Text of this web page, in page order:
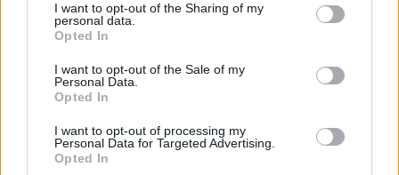
not limited to your visit or usage behaviour. You may click to
grant or deny consent to Google and its third-party tags to
use your data for below specified purposes in below Google
consent section.
I want to opt-out of the Sharing of my
personal data.
Opted In
I want to opt-out of the Sale of my
Personal Data.
Opted In
I want to opt-out of processing my
Personal Data for Targeted Advertising.
Opted In
δεν θα είναι επιβλαβής για τα εθνικά συμφέροντα
συμμαχικής χώρας», επεσήμανε. Όπως υποστήριξε,
υπάρχουν τρόποι να το πετύχουμε αυτό. «Θα μου
επιτρέψετε να πω ότι και χάρη στην ισχυρή
τιμή να έχουμε σημαντικά ερείσματα και εντός του
αμερικανικού Κογκρέσου. Έχουμε, λοιπόν, την